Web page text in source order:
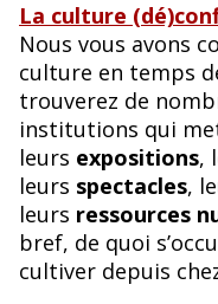
La culture
Nous vous avons
culture en temps
trouverez de
institutions qui
leurs expositions,
leurs spectacles,
leurs ressources
bref, de quoi
cultiver depuis